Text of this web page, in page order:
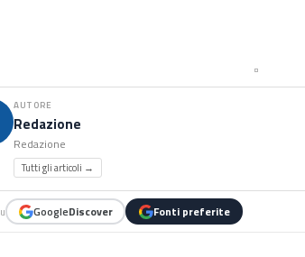
AUTORE
Redazione
Redazione
Tutti gli articoli →
GoogleDiscover Fonti preferite